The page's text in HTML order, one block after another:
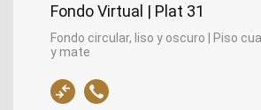
Fondo Virtual | Plat 31
Fondo circular, liso y oscuro | Piso
y mate